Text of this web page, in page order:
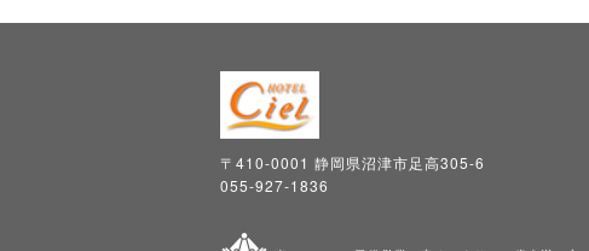
〒410-0001 静岡県沼津市足高305-6
055-927-1836